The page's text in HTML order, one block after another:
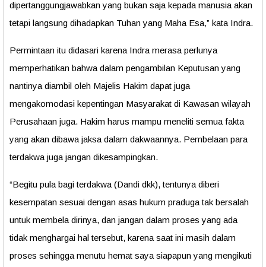
dipertanggungjawabkan yang bukan saja kepada manusia akan
tetapi langsung dihadapkan Tuhan yang Maha Esa,” kata Indra.
Permintaan itu didasari karena Indra merasa perlunya
memperhatikan bahwa dalam pengambilan Keputusan yang
nantinya diambil oleh Majelis Hakim dapat juga
mengakomodasi kepentingan Masyarakat di Kawasan wilayah
Perusahaan juga. Hakim harus mampu meneliti semua fakta
yang akan dibawa jaksa dalam dakwaannya. Pembelaan para
terdakwa juga jangan dikesampingkan.
“Begitu pula bagi terdakwa (Dandi dkk), tentunya diberi
kesempatan sesuai dengan asas hukum praduga tak bersalah
untuk membela dirinya, dan jangan dalam proses yang ada
tidak menghargai hal tersebut, karena saat ini masih dalam
proses sehingga menutu hemat saya siapapun yang mengikuti